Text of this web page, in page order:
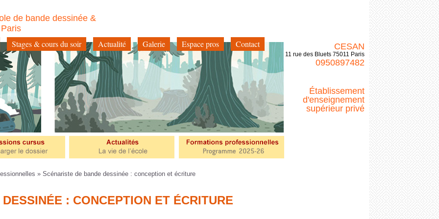
de bande dessinée &
Stages & cours du soir Actualité Galerie Espace pros Contact CESAN
11 rue des Bluets 75011 Paris
0950897482
Établissement
d'enseignement
supérieur privé
» Scénariste de bande dessinée : conception et écriture
: CONCEPTION ET ÉCRITURE